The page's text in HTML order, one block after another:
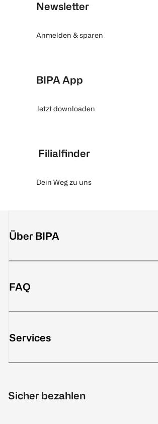
Newsletter
Anmelden & sparen
BIPA App
Jetzt downloaden
Filialfinder
Dein Weg zu uns
Über BIPA
FAQ
Services
Sicher bezahlen